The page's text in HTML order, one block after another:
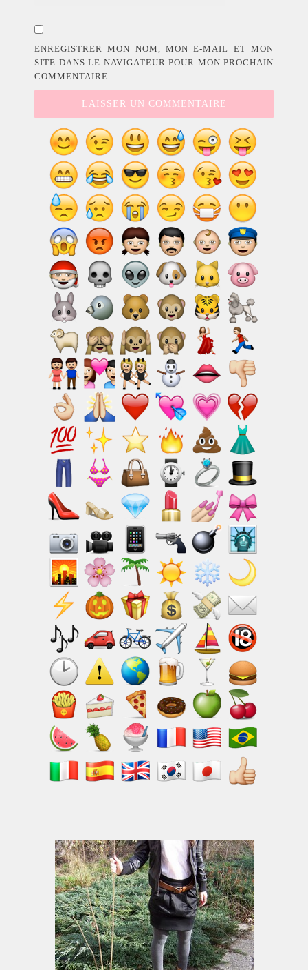
ENREGISTRER MON NOM, MON E-MAIL ET MON
SITE DANS LE NAVIGATEUR POUR MON PROCHAIN
COMMENTAIRE.